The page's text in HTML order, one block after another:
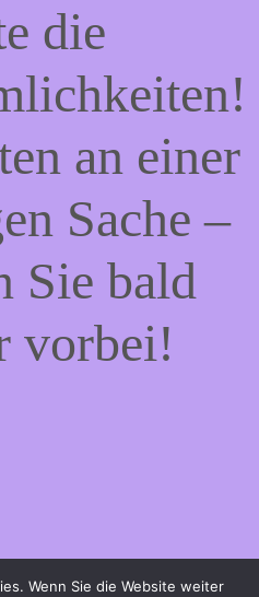
die
an einer
Sache –
Sie bald
vorbei!
Wenn Sie die Website weiter